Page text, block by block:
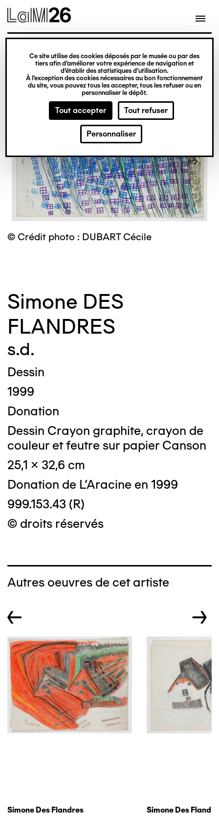
Gestion des cookies
Ce site utilise des cookies déposés par le musée ou par des
tiers afin d’améliorer votre expérience de navigation et
d’établir des statistiques d’utilisation.
À l’exception des cookies nécessaires au bon fonctionnement
du site, vous pouvez tous les accepter, tous les refuser ou en
personnaliser le dépôt.
Tout accepter Tout refuser
Personnaliser
contenu
© Crédit photo : DUBART Cécile
Simone DES
FLANDRES
s.d.
Dessin
1999
Donation
Dessin Crayon graphite, crayon de
couleur et feutre sur papier Canson
25,1 x 32,6 cm
Donation de L'Aracine en 1999
999.153.43 (R)
© droits réservés
Autres oeuvres de cet artiste
← →
Simone Des Flandres
Simone Des